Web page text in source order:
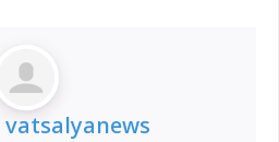
vatsalyanews